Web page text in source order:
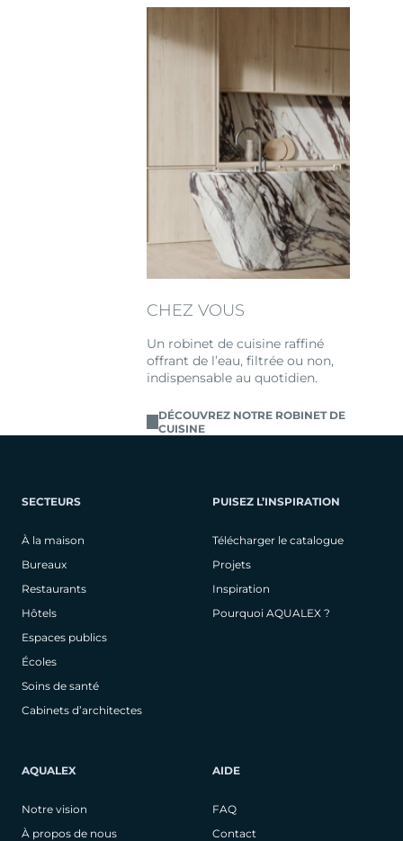
CHEZ VOUS
Un robinet de cuisine raffiné
offrant de l’eau, filtrée ou non,
indispensable au quotidien.
DÉCOUVREZ NOTRE ROBINET DE
CUISINE
SECTEURS
À la maison
Bureaux
Restaurants
Hôtels
Espaces publics
Écoles
Soins de santé
Cabinets d’architectes
PUISEZ L’INSPIRATION
Télécharger le catalogue
Projets
Inspiration
Pourquoi AQUALEX ?
AQUALEX
Notre vision
À propos de nous
AIDE
FAQ
Contact